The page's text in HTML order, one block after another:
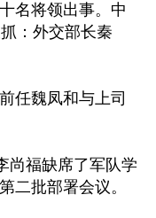
名将领出事。中
：外交部长秦
任魏凤和与上司
尚福缺席了军队学
二批部署会议。